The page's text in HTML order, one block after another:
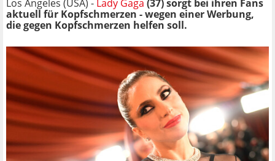
Los Angeles (USA) - Lady Gaga (37) sorgt bei ihren Fans
aktuell für Kopfschmerzen - wegen einer Werbung,
die gegen Kopfschmerzen helfen soll.